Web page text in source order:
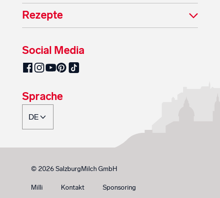
Rezepte
Social Media
SalzburgMilch auf Facebook
SalzburgMilch auf Instagram
SalzburgMilch auf YouTube
SalzburgMilch auf Pinterest
SalzburgMilch auf TikTok
Sprache
© 2026 SalzburgMilch GmbH
Milli Kontakt
Sponsoring